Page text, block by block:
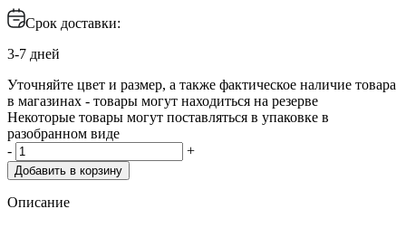
Срок доставки:
3-7 дней
Уточняйте цвет и размер, а также фактическое наличие товара
в магазинах - товары могут находиться на резерве
Некоторые товары могут поставляться в упаковке в
разобранном виде
-
+
Добавить в корзину
Описание